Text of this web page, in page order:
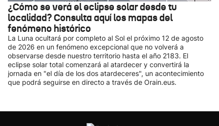
¿Cómo se verá el eclipse solar desde tu
localidad? Consulta aquí los mapas del
fenómeno histórico
La Luna ocultará por completo al Sol el próximo 12 de agosto
de 2026 en un fenómeno excepcional que no volverá a
observarse desde nuestro territorio hasta el año 2183. El
eclipse solar total comenzará al atardecer y convertirá la
jornada en "el día de los dos atardeceres", un acontecimiento
que podrá seguirse en directo a través de Orain.eus.